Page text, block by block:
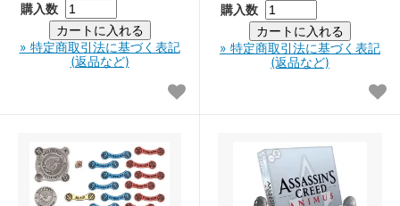
購入数
» 特定商取引法に基づく表記
(返品など)
購入数
» 特定商取引法に基づく表記
(返品など)